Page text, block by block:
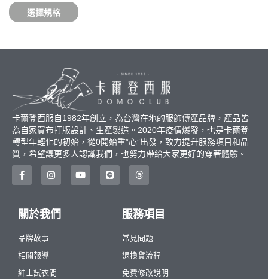
選擇規格
卡爾登西服自1982年創立，為台灣在地的服飾傳產品牌，產品皆
為自家買布打版設計、生產製造。2020年疫情爆發，也是卡爾登
轉型年輕化的初始，從0開始重”心”出發，致力提升服務項目和品
質，希望讓更多人認識我們，也努力帶給大家更好的穿著體驗。
關於我們
品牌故事
相關報導
紳士試衣間
服務項目
常見問題
退換貨流程
免費修改說明